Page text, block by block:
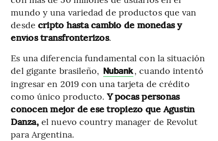
mundo y una variedad de productos que van
desde cripto hasta cambio de monedas y
envíos transfronterizos.
Es una diferencia fundamental con la situación
del gigante brasileño, Nubank, cuando intentó
ingresar en 2019 con una tarjeta de crédito
como único producto.Y pocas personas
conocen mejor de ese tropiezo que Agustín
Danza,el nuevo country manager de Revolut
para Argentina.